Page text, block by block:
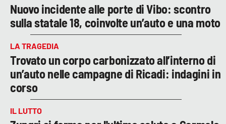
Nuovo incidente alle porte di Vibo: scontro
sulla statale 18, coinvolte un’auto e una moto
LA TRAGEDIA
Trovato un corpo carbonizzato all’interno di
un’auto nelle campagne di Ricadi: indagini in
corso
IL LUTTO